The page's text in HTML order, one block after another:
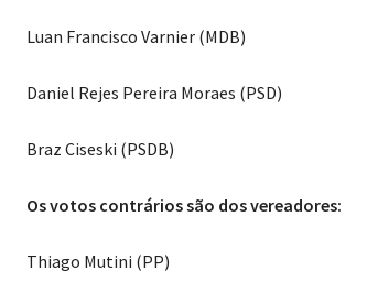
Luan Francisco Varnier (MDB)
Daniel Rejes Pereira Moraes (PSD)
Braz Ciseski (PSDB)
Os votos contrários são dos vereadores:
Thiago Mutini (PP)